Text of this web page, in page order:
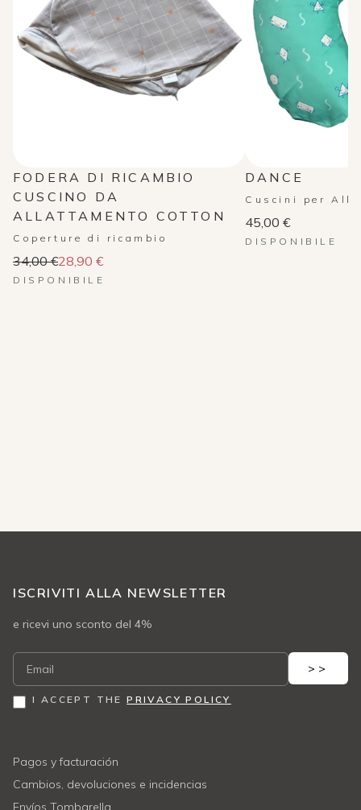
FODERA DI RICAMBIO
CUSCINO DA
ALLATTAMENTO COTTON
Coperture di ricambio
34,00 €28,90 €
DISPONIBILE
DANCE
Cuscini per
45,00 €
DISPONIBILE
ISCRIVITI ALLA NEWSLETTER
e ricevi uno sconto del 4%
I ACCEPT THEPRIVACY POLICY
Pagos y facturación
Cambios, devoluciones e incidencias
Envíos Tombarella